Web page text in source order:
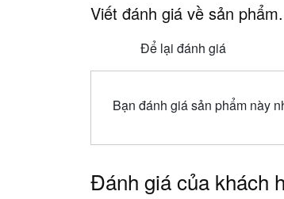
Viết đánh giá về sản
Để lại đánh giá
Bạn đánh giá sản phẩm này
Đánh giá của khách